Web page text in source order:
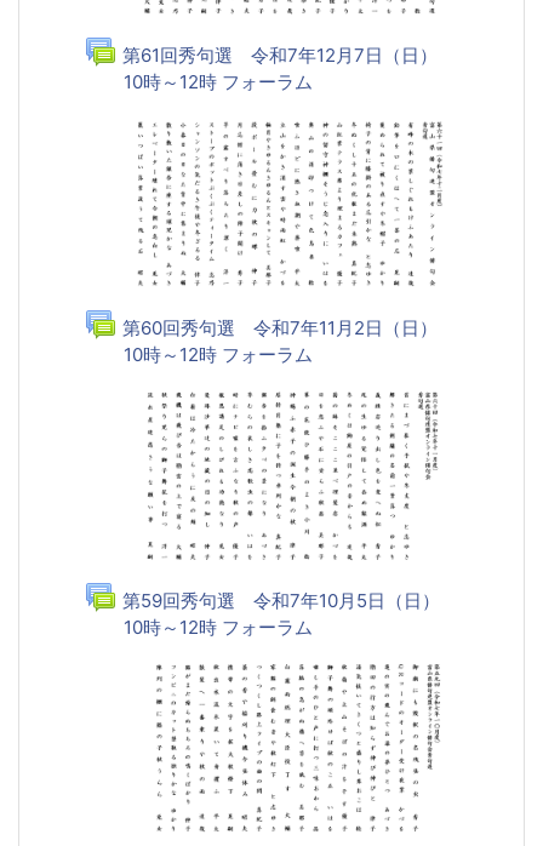
第61回秀句選 令和7年12月7日（日）
10時～12時 フォーラム
第60回秀句選 令和7年11月2日（日）
10時～12時 フォーラム
第59回秀句選 令和7年10月5日（日）
10時～12時 フォーラム